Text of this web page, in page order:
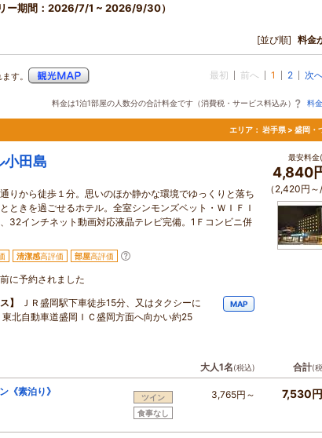
リー期間：2026/7/1 ~ 2026/9/30）
[並び順] 料金
す。 最初 前へ 1 2 次
料金は1泊1部屋の人数分の合計料金です（消費税・サービス料込み） 料
エリア： 岩手県 > 盛岡・
小田島
りから徒歩１分。思いのほか静かな環境でゆっくりと落ち
ときを過ごせるホテル。全室シンモンズベット・ＷＩＦＩ
32インチネット動画対応液晶テレビ完備。1Ｆコンビニ併
清潔感高評価 部屋高評価
に予約されました
】
ＪＲ盛岡駅下車徒歩15分、又はタクシーに
東北自動車道盛岡ＩＣ盛岡方面へ向かい約25
MAP
最安料金
4,840
（2,420円～/
大人1名(税込) 合計(
《素泊り》
ツイン
食事なし
3,765円～ 7,530